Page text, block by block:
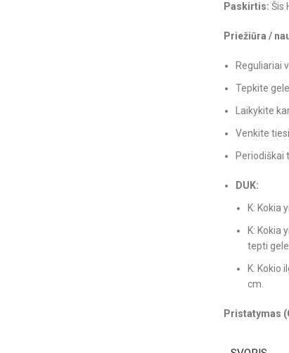
Paskirtis: Šis
Priežiūra /
Reguliariai
Tepkite
Laikykite
Venkite
Periodiškai
DUK:
K: Kokia
K: Kokia
tepti
K: Kokio
cm.
Pristatymas